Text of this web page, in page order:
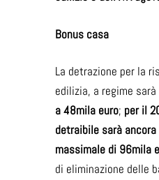
Bonus casa
La detrazione per la
edilizia, a regime sarà
a 48mila euro; per il
detraibile sarà
massimale di 96mila
di eliminazione delle